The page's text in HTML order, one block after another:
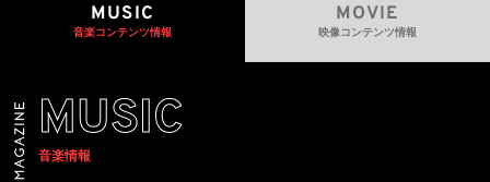
MUSIC
音楽コンテンツ情報
MOVIE
映像コンテンツ情報
MUSIC
音楽情報